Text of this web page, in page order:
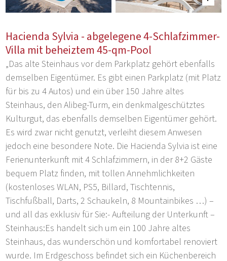
Hacienda Sylvia - abgelegene 4-Schlafzimmer-
Villa mit beheiztem 45-qm-Pool
„Das alte Steinhaus vor dem Parkplatz gehört ebenfalls
demselben Eigentümer. Es gibt einen Parkplatz (mit Platz
für bis zu 4 Autos) und ein über 150 Jahre altes
Steinhaus, den Alibeg-Turm, ein denkmalgeschütztes
Kulturgut, das ebenfalls demselben Eigentümer gehört.
Es wird zwar nicht genutzt, verleiht diesem Anwesen
jedoch eine besondere Note. Die Hacienda Sylvia ist eine
Ferienunterkunft mit 4 Schlafzimmern, in der 8+2 Gäste
bequem Platz finden, mit tollen Annehmlichkeiten
(kostenloses WLAN, PS5, Billard, Tischtennis,
Tischfußball, Darts, 2 Schaukeln, 8 Mountainbikes …) –
und all das exklusiv für Sie:- Aufteilung der Unterkunft –
Steinhaus:Es handelt sich um ein 100 Jahre altes
Steinhaus, das wunderschön und komfortabel renoviert
wurde. Im Erdgeschoss befindet sich ein Küchenbereich